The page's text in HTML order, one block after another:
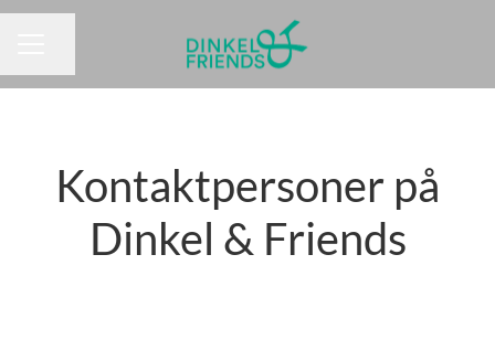
Kontaktpersoner på
Dinkel & Friends